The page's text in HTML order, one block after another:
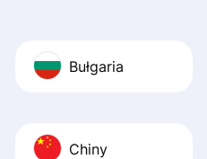
Bułgaria
Chiny